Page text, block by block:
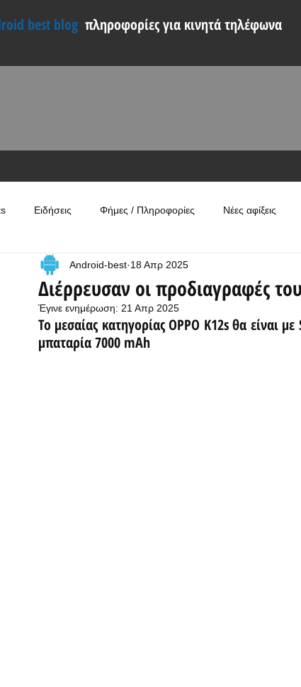
best blog πληροφορίες για κινητά τηλέφωνα
Ειδήσεις Φήμες / Πληροφορίες Νέες αφίξεις
Συγκρίσεις Χρήσιμα
Διέρρευσαν οι προδιαγραφές
Android-best 18 Απρ 2025
Έγινε ενημέρωση: 21 Απρ 2025
Το μεσαίας κατηγορίας OPPO K12s θα είναι
μπαταρία 7000 mAh